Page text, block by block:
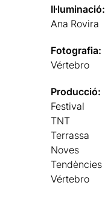
Il·luminació:
Ana Rovira
Fotografia:
Vértebro
Producció:
Festival
TNT
Terrassa
Noves
Tendències
Vértebro